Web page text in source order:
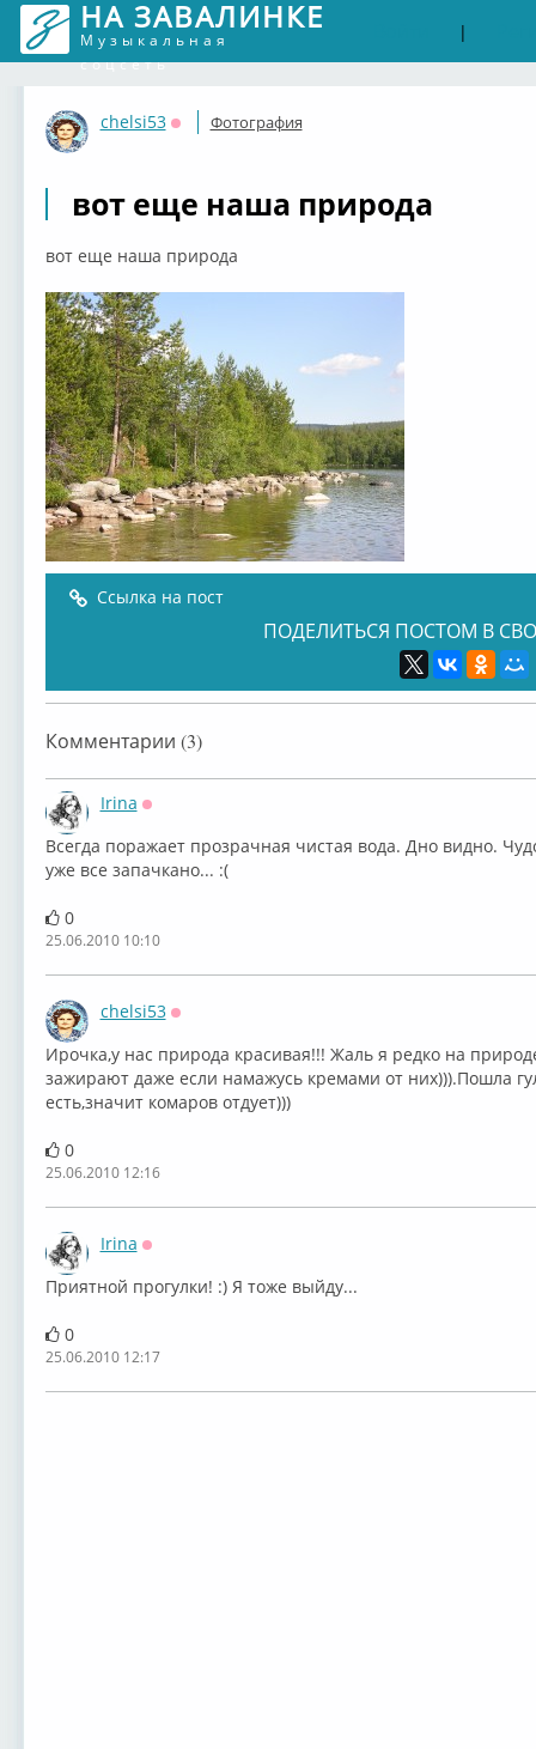
НА ЗАВАЛИНКЕ
Музыкальная
соцсеть
|
chelsi53
Оффлайн
Фотография
вот еще наша природа
вот еще наша природа
Ссылка на пост
ПОДЕЛИТЬСЯ ПОСТОМ В
Комментарии (3)
Irina
Всегда поражает прозрачная чистая вода. Дно видно.
уже все запачкано... :(
0
25.06.2010 10:10
chelsi53
Ирочка,у нас природа красивая!!! Жаль я редко на
зажирают даже если намажусь кремами от них))).Пошла
есть,значит комаров отдует)))
0
25.06.2010 12:16
Irina
Приятной прогулки! :) Я тоже выйду...
0
25.06.2010 12:17